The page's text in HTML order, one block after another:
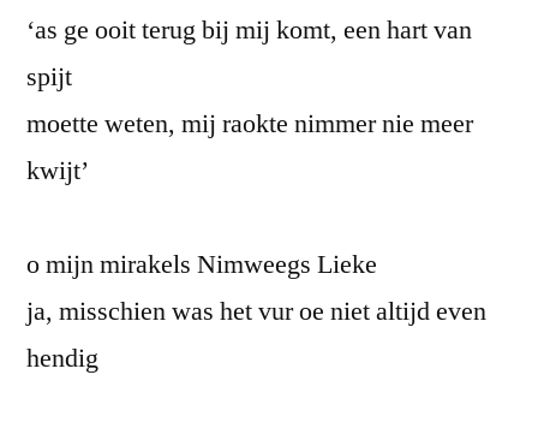
‘as ge ooit terug bij mij komt, een hart van
spijt
moette weten, mij raokte nimmer nie meer
kwijt’
o mijn mirakels Nimweegs Lieke
ja, misschien was het vur oe niet altijd even
hendig